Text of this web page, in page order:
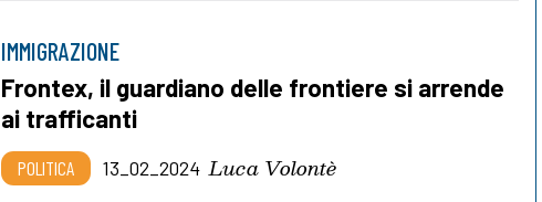
IMMIGRAZIONE
Frontex, il guardiano delle frontiere si arrende
ai trafficanti
POLITICA 13_02_2024 Luca Volontè